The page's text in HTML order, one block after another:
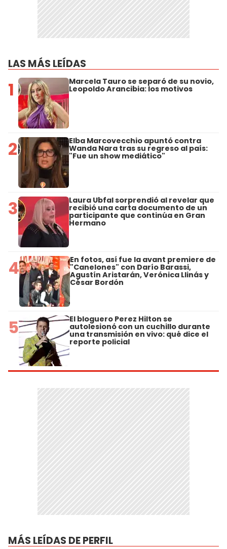
LAS MÁS LEÍDAS
1 Marcela Tauro se separó de su novio,
Leopoldo Arancibia: los motivos
2 Elba Marcovecchio apuntó contra
Wanda Nara tras su regreso al país:
"Fue un show mediático"
3 Laura Ubfal sorprendió al revelar que
recibió una carta documento de un
participante que continúa en Gran
Hermano
4 En fotos, así fue la avant premiere de
"Canelones" con Darío Barassi,
Agustín Aristarán, Verónica Llinás y
César Bordón
5 El bloguero Perez Hilton se
autolesionó con un cuchillo durante
una transmisión en vivo: qué dice el
reporte policial
MÁS LEÍDAS DE PERFIL